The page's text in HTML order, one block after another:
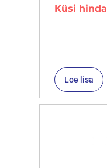
Küsi hinda
Loe lisa